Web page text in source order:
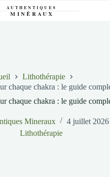
Lithothérapie
chaque chakra : le guide
chaque chakra : le guide
Mineraux
4 juillet 2026
Lithothérapie